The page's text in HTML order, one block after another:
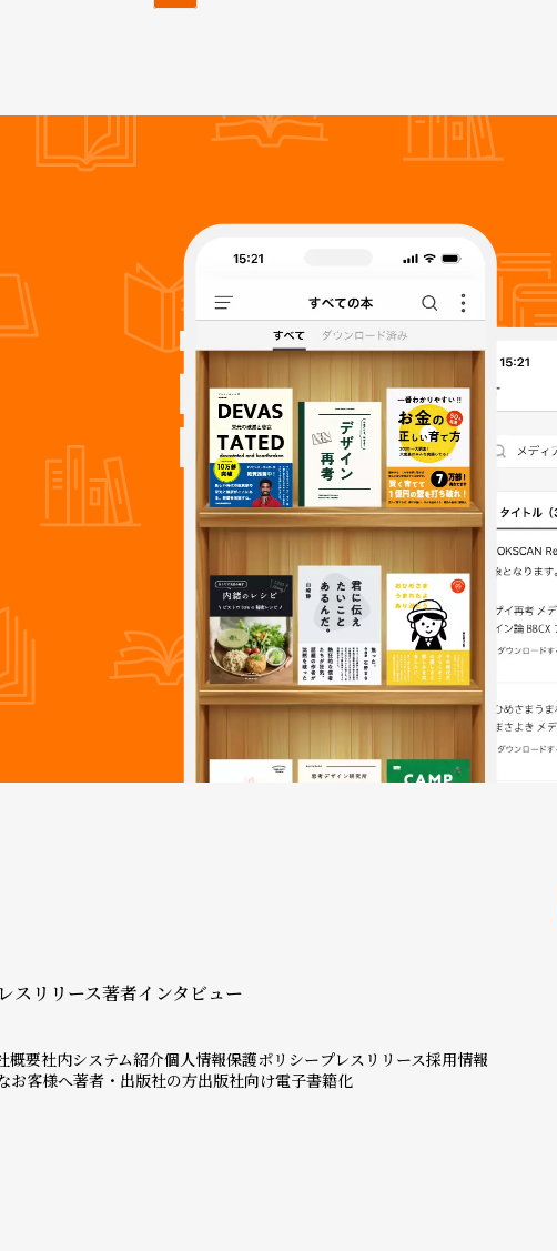
スリリース著者インタビュー
概要社内システム紹介個人情報保護ポリシープレスリリース採用情報
お客様へ著者・出版社の方出版社向け電子書籍化